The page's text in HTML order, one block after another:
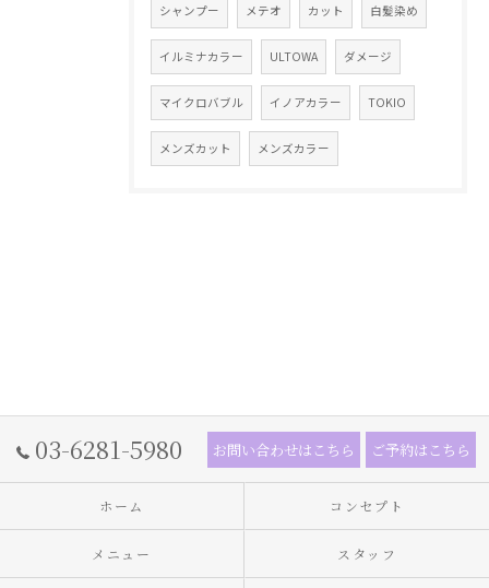
シャンプー メテオ カット 白髪染め
イルミナカラー ULTOWA ダメージ
マイクロバブル イノアカラー TOKIO
メンズカット メンズカラー
03-6281-5980 お問い合わせはこちら ご予約はこちら
ホーム コンセプト
メニュー スタッフ